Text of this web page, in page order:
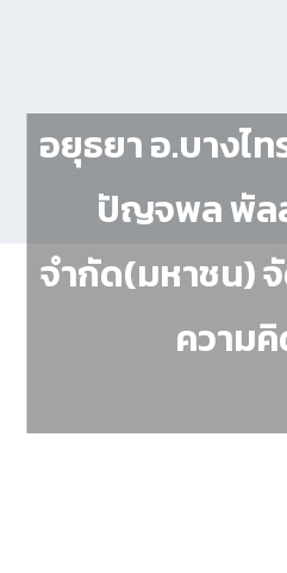
อยุธยา อ.บางไ
ปัญจพล พัล
จำกัด(มหาชน)
ความ